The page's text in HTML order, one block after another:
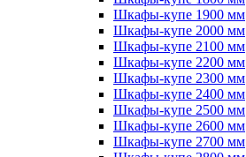
Шкафы-купе 1900 мм
Шкафы-купе 2000 мм
Шкафы-купе 2100 мм
Шкафы-купе 2200 мм
Шкафы-купе 2300 мм
Шкафы-купе 2400 мм
Шкафы-купе 2500 мм
Шкафы-купе 2600 мм
Шкафы-купе 2700 мм